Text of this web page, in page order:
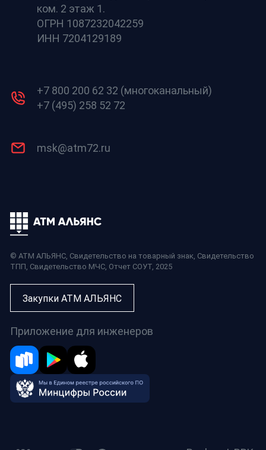
ком. 2 этаж 1.
ОГРН 1087232042259
ИНН 7204129189
+7 800 200 62 32 (многоканальный)
+7 (495) 258 52 72
msk@atm72.ru
© АТМ АЛЬЯНС, Свидетельство на товарный знак, Свидетельство
ТПП, Свидетельство МЧС, Отчет СОУТ, 2025
Закупки АТМ АЛЬЯНС
Приложение для инженеров